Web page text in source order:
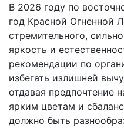
В 2026 году по
год Красной Огненной
стремительного,
яркость и
рекомендации по
избегать излишней
отдавая предпочтение
ярким цветам и
должно быть